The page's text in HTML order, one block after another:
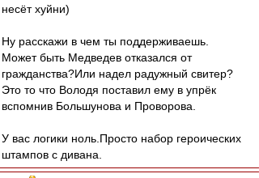
несёт хуйни)
Ну расскажи в чем ты поддерживаешь.
Может быть Медведев отказался от
гражданства?Или надел радужный свитер?
Это то что Володя поставил ему в упрёк
вспомнив Большунова и Проворова.
У вас логики ноль.Просто набор героических
штампов с дивана.